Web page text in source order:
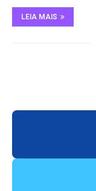
LEIA MAIS